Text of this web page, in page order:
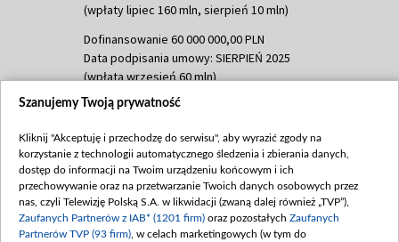
(wpłaty lipiec 160 mln, sierpień 10 mln)
Dofinansowanie 60 000 000,00 PLN
Data podpisania umowy: SIERPIEŃ 2025
(wpłata wrzesień 60 mln)
Dofinansowanie 635 783 051,21 PLN
(wpłata wrzesień 100 mln, październik 350
mln, listopad 265 mln)
Dofinansowanie 48 862 000,00 PLN
Data podpisania umowy: GRUDZIEŃ 2025
(wpłata grudzień 60,548 mln)
Szanujemy Twoją prywatność
Kliknij "Akceptuję i przechodzę do serwisu", aby wyrazić zgody na
korzystanie z technologii automatycznego śledzenia i zbierania danych,
dostęp do informacji na Twoim urządzeniu końcowym i ich
przechowywanie oraz na przetwarzanie Twoich danych osobowych przez
nas, czyli Telewizję Polską S.A. w likwidacji (zwaną dalej również „TVP”),
Zaufanych Partnerów z IAB* (1201 firm) oraz pozostałych Zaufanych
Partnerów TVP (93 firm) , w celach marketingowych (w tym do